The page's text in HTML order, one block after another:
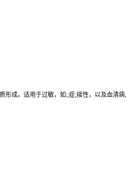
形成。适用于过敏，如;;症;接性，以及血清病;